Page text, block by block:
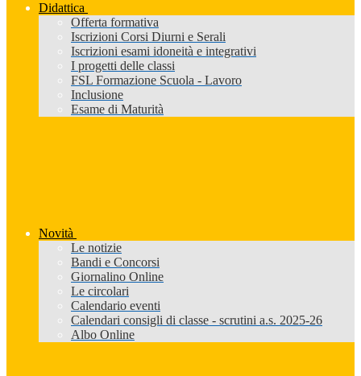
Didattica
Offerta formativa
Iscrizioni Corsi Diurni e Serali
Iscrizioni esami idoneità e integrativi
I progetti delle classi
FSL Formazione Scuola - Lavoro
Inclusione
Esame di Maturità
Novità
Le notizie
Bandi e Concorsi
Giornalino Online
Le circolari
Calendario eventi
Calendari consigli di classe - scrutini a.s. 2025-26
Albo Online